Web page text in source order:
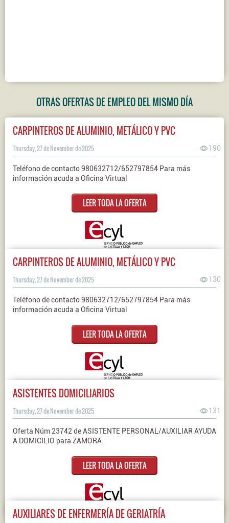
OTRAS OFERTAS DE EMPLEO DEL MISMO DÍA
CARPINTEROS DE ALUMINIO, METÁLICO Y PVC
Thursday, 27 de November de 2025 190
Teléfono de contacto 980632712/652797854 Para más
información acuda a Oficina Virtual
LEER TODA LA OFERTA
CARPINTEROS DE ALUMINIO, METÁLICO Y PVC
Thursday, 27 de November de 2025 130
Teléfono de contacto 980632712/652797854 Para más
información acuda a Oficina Virtual
LEER TODA LA OFERTA
ASISTENTES DOMICILIARIOS
Thursday, 27 de November de 2025 131
Oferta Núm 23742 de ASISTENTE PERSONAL/AUXILIAR AYUDA
A DOMICILIO para ZAMORA.
LEER TODA LA OFERTA
AUXILIARES DE ENFERMERÍA DE GERIATRÍA